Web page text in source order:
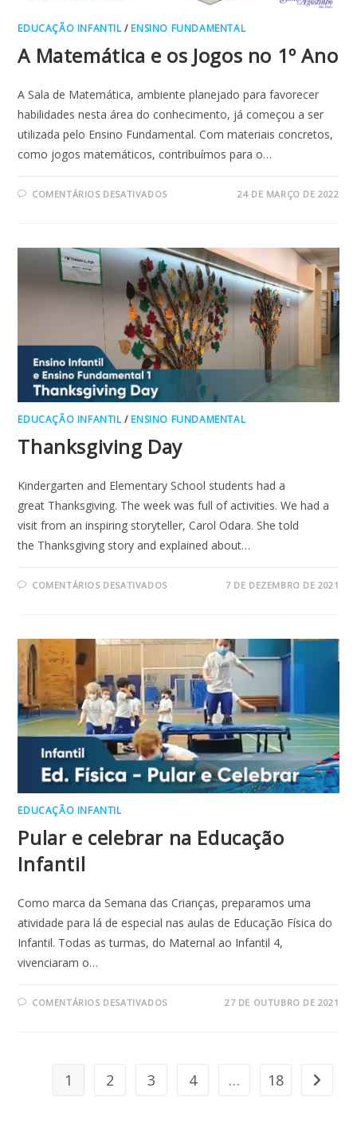
EDUCAÇÃO INFANTIL/ ENSINO FUNDAMENTAL
A Matemática e os Jogos no 1º Ano
A Sala de Matemática, ambiente planejado para favorecer
habilidades nesta área do conhecimento, já começou a ser
utilizada pelo Ensino Fundamental. Com materiais concretos,
como jogos matemáticos, contribuímos para o…
COMENTÁRIOS DESATIVADOSEM
JOGOS
NO
1º
ANO
24 DE MARÇO DE 2022
EDUCAÇÃO INFANTIL/ ENSINO FUNDAMENTAL
Thanksgiving Day
Kindergarten and Elementary School students had a
great Thanksgiving. The week was full of activities. We had a
visit from an inspiring storyteller, Carol Odara. She told
the Thanksgiving story and explained about…
COMENTÁRIOS DESATIVADOSEM 7 DE DEZEMBRO DE 2021
EDUCAÇÃO INFANTIL
Pular e celebrar na Educação
Infantil
Como marca da Semana das Crianças, preparamos uma
atividade para lá de especial nas aulas de Educação Física do
Infantil. Todas as turmas, do Maternal ao Infantil 4,
vivenciaram o…
COMENTÁRIOS DESATIVADOSEM 27 DE OUTUBRO DE 2021
1 2 3 4 … 18 Ir para